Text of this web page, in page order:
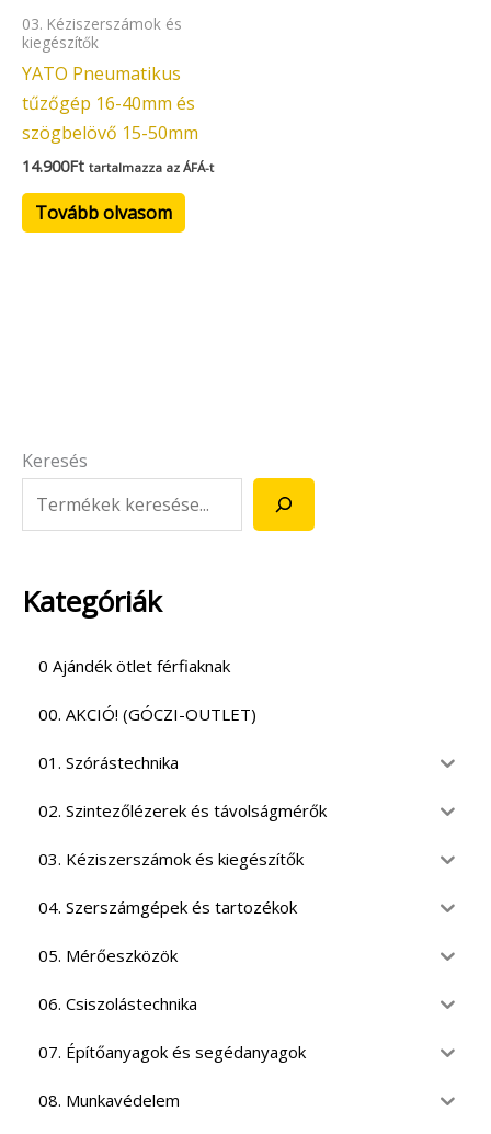
Keresés
Kategóriák
0 Ajándék ötlet férfiaknak
00. AKCIÓ! (GÓCZI-OUTLET)
01. Szórástechnika
02. Szintezőlézerek és távolságmérők
03. Kéziszerszámok és kiegészítők
04. Szerszámgépek és tartozékok
05. Mérőeszközök
06. Csiszolástechnika
07. Építőanyagok és segédanyagok
08. Munkavédelem
03. Kéziszerszámok és
kiegészítők
YATO Pneumatikus
tűzőgép 16-40mm és
szögbelövő 15-50mm
14.900Ft tartalmazza az ÁFÁ-t
Tovább olvasom